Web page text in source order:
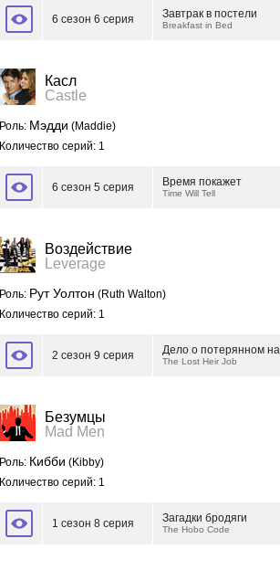
6 сезон 6 серия Завтрак в постели
Breakfast in Bed
Касл
Castle
Роль: Мэдди (Maddie)
Количество серий: 1
6 сезон 5 серия Время покажет
Time Will Tell
Воздействие
Leverage
Роль: Рут Уолтон (Ruth Walton)
Количество серий: 1
2 сезон 9 серия Дело о потерянном
The Lost Heir Job
Безумцы
Mad Men
Роль: Кибби (Kibby)
Количество серий: 1
1 сезон 8 серия Загадки бродяги
The Hobo Code